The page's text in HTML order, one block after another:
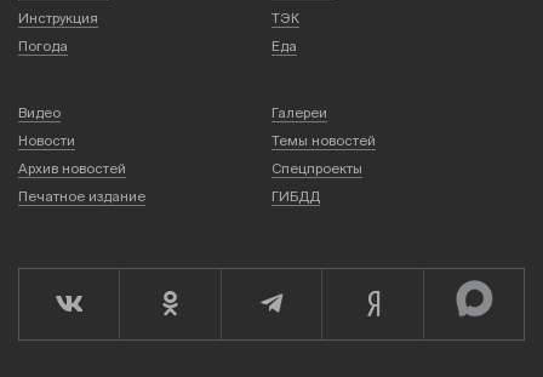
Инструкция
ТЭК
Погода
Еда
Видео
Галереи
Новости
Темы новостей
Архив новостей
Спецпроекты
Печатное издание
ГИБДД